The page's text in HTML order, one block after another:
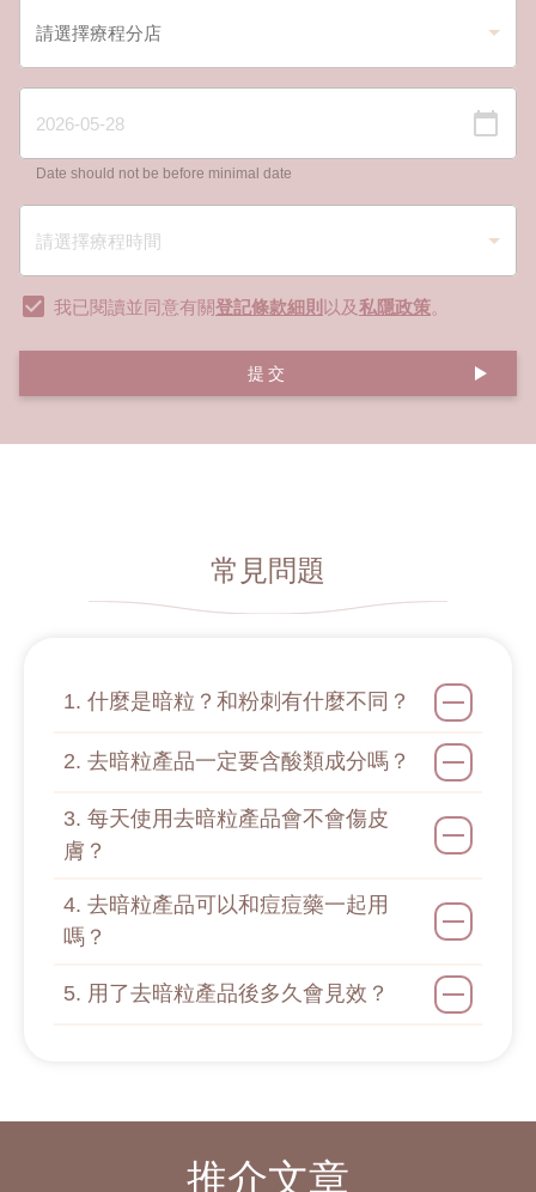
Date should not be before minimal date
我已閱讀並同意有關登記條款細則 以及私隱政策。
提交
常見問題
1. 什麼是暗粒？和粉刺有什麼不同？
2. 去暗粒產品一定要含酸類成分嗎？
3. 每天使用去暗粒產品會不會傷皮
膚？
4. 去暗粒產品可以和痘痘藥一起用
嗎？
5. 用了去暗粒產品後多久會見效？
推介文章